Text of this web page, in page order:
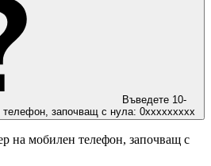
Въведете 10-
започващ с нула: 0ххххххххх
на мобилен телефон, започващ с